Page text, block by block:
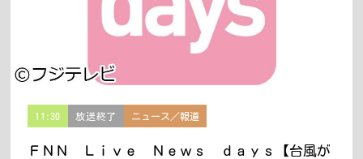
11:30 放送終了 ニュース／報道
ＦＮＮ Ｌｉｖｅ Ｎｅｗｓ ｄａｙｓ【台風が